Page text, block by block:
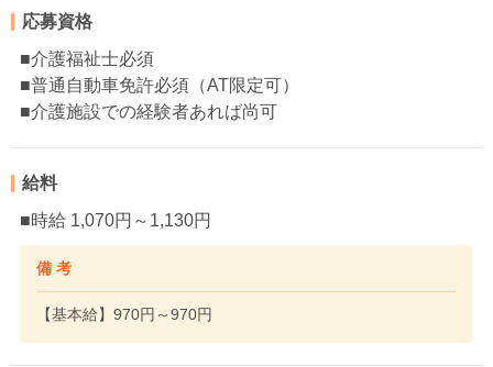
応募資格
■介護福祉士必須
■普通自動車免許必須（AT限定可）
■介護施設での経験者あれば尚可
給料
■時給 1,070円～1,130円
備 考
【基本給】970円～970円